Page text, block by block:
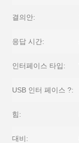
결의안:
응답 시간:
인터페이스 타입:
USB 인터 페이스 ?:
힘:
대비: